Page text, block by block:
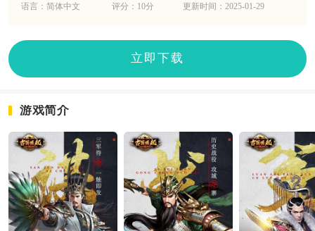
语言：简体中文 评分：10分 更新时间：2025-01-29
立即下载
游戏简介